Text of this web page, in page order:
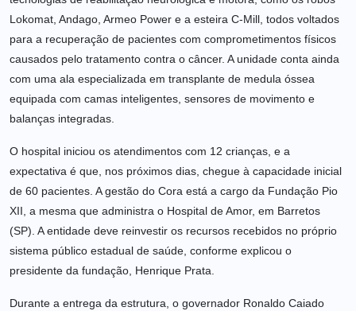
Lokomat, Andago, Armeo Power e a esteira C-Mill, todos voltados
para a recuperação de pacientes com comprometimentos físicos
causados pelo tratamento contra o câncer. A unidade conta ainda
com uma ala especializada em transplante de medula óssea
equipada com camas inteligentes, sensores de movimento e
balanças integradas.
O hospital iniciou os atendimentos com 12 crianças, e a
expectativa é que, nos próximos dias, chegue à capacidade inicial
de 60 pacientes. A gestão do Cora está a cargo da Fundação Pio
XII, a mesma que administra o Hospital de Amor, em Barretos
(SP). A entidade deve reinvestir os recursos recebidos no próprio
sistema público estadual de saúde, conforme explicou o
presidente da fundação, Henrique Prata.
Durante a entrega da estrutura, o governador Ronaldo Caiado